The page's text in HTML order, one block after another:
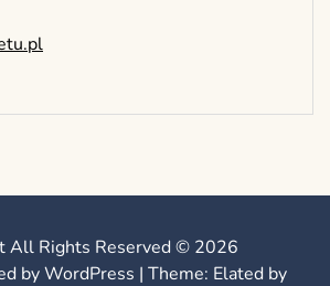
All Rights Reserved © 2026
by WordPress | Theme: Elated by